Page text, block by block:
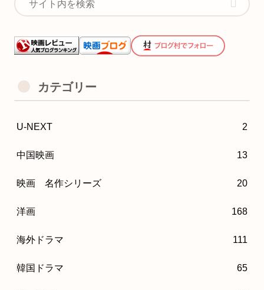
カテゴリー
U-NEXT 2
中国映画 13
映画 名作シリーズ 20
洋画 168
海外ドラマ 111
韓国ドラマ 65